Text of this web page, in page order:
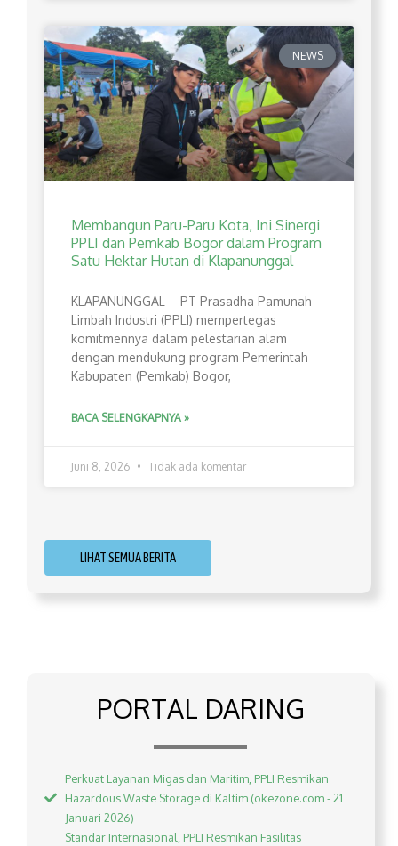
NEWS
Membangun Paru-Paru Kota, Ini Sinergi
PPLI dan Pemkab Bogor dalam Program
Satu Hektar Hutan di Klapanunggal
​KLAPANUNGGAL – PT Prasadha Pamunah
Limbah Industri (PPLI) mempertegas
komitmennya dalam pelestarian alam
dengan mendukung program Pemerintah
Kabupaten (Pemkab) Bogor,
BACA SELENGKAPNYA »
Juni 8, 2026 Tidak ada komentar
LIHAT SEMUA BERITA
PORTAL DARING
Perkuat Layanan Migas dan Maritim, PPLI Resmikan
Hazardous Waste Storage di Kaltim (okezone.com - 21
Januari 2026)
Standar Internasional, PPLI Resmikan Fasilitas